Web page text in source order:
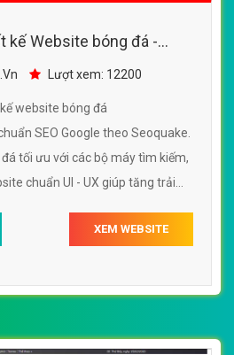
kế Website bóng đá -
- VietWebGroup.Vn
Lượt xem: 12200
website bóng đá
SEO Google theo Seoquake.
tối ưu với các bộ máy tìm kiếm,
chuẩn UI - UX giúp tăng trải
XEM WEBSITE